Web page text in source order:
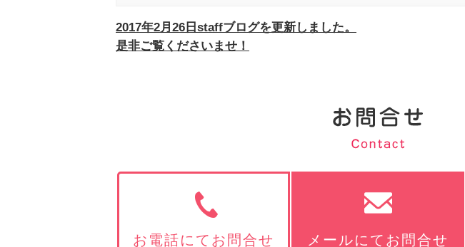
2017年2月26日staffブログを更新しました。
是非ご覧くださいませ！
お電話にてお問合せ メールにてお問合せ